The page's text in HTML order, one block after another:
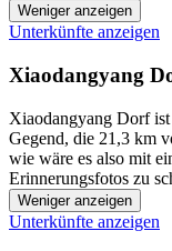
Weniger anzeigen
Unterkünfte anzeigen
Xiaodangyang
Xiaodangyang Dorf
Gegend, die 21,3 km
wie wäre es also mit
Erinnerungsfotos zu
Weniger anzeigen
Unterkünfte anzeigen